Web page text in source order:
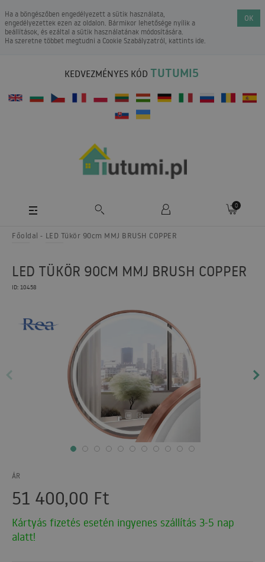
Ha a böngészőben engedélyezett a sütik használata,
engedélyezettek ezen az oldalon. Bármikor lehetősége nyílik a
beállítások, és ezáltal a sütik használatának módosítására.
Ha szeretne többet megtudni a Cookie Szabályzatról, kattints ide.
OK
KEDVEZMÉNYES KÓD TUTUMI5
0
Főoldal LED Tükör 90cm MMJ BRUSH COPPER
LED TÜKÖR 90CM MMJ BRUSH COPPER
ID: 10458
ÁR
51 400,00 Ft
Kártyás fizetés esetén ingyenes szállítás 3-5 nap
alatt!